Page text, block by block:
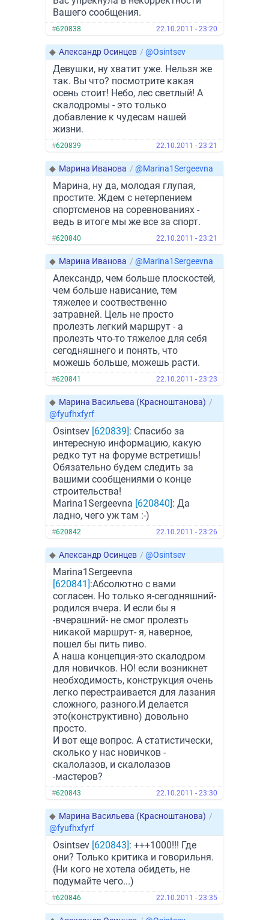
Вашего сообщения.
#620838 22.10.2011 - 23:20
◆ Александр Осинцев / @Osintsev
Девушки, ну хватит уже. Нельзя же
так. Вы что? посмотрите какая
осень стоит! Небо, лес светлый! А
скалодромы - это только
добавление к чудесам нашей
жизни.
#620839 22.10.2011 - 23:21
◆ Марина Иванова / @Marina1Sergeevna
Марина, ну да, молодая глупая,
простите. Ждем с нетерпением
спортсменов на соревнованиях -
ведь в итоге мы же все за спорт.
#620840 22.10.2011 - 23:21
◆ Марина Иванова / @Marina1Sergeevna
Александр, чем больше плоскостей,
чем больше нависание, тем
тяжелее и соотвественно
затравней. Цель не просто
пролезть легкий маршрут - а
пролезть что-то тяжелое для себя
сегодняшнего и понять, что
можешь больше, можешь расти.
#620841 22.10.2011 - 23:23
◆ Марина Васильева (Красноштанова) /
@fyufhxfyrf
Osintsev [620839]: Спасибо за
интересную информацию, какую
редко тут на форуме встретишь!
Обязательно будем следить за
вашими сообщениями о конце
строительства!
Marina1Sergeevna [620840]: Да
ладно, чего уж там :-)
#620842 22.10.2011 - 23:26
◆ Александр Осинцев / @Osintsev
Marina1Sergeevna
[620841]:Абсолютно с вами
согласен. Но только я-сегодняшний-
родился вчера. И если бы я
-вчерашний- не смог пролезть
никакой маршрут- я, наверное,
пошел бы пить пиво.
А наша концепция-это скалодром
для новичков. НО! если возникнет
необходимость, конструкция очень
легко перестраивается для лазания
сложного, разного.И делается
это(конструктивно) довольно
просто.
И вот еще вопрос. А статистически,
сколько у нас новичков -
скалолазов, и скалолазов
-мастеров?
#620843 22.10.2011 - 23:30
◆ Марина Васильева (Красноштанова) /
@fyufhxfyrf
Osintsev [620843]: +++1000!!! Где
они? Только критика и говорильня.
(Ни кого не хотела обидеть, не
подумайте чего...)
#620846 22.10.2011 - 23:35